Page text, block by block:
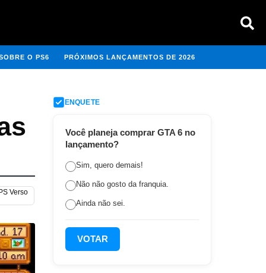
O PS6 PRÓXIMOS LANÇAMENTOS DE 2026
Verso
ENQUETE
Você planeja comprar GTA 6 no
lançamento?
Sim, quero demais!
Não não gosto da franquia.
Ainda não sei.
VOTAR